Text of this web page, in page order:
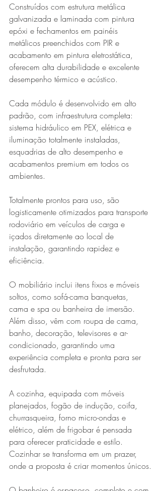
Construídos com estrutura metálica
galvanizada e laminada com pintura
epóxi e fechamentos em painéis
metálicos preenchidos com PIR e
acabamento em pintura eletrostática,
oferecem alta durabilidade e excelente
desempenho térmico e acústico.
Cada módulo é desenvolvido em alto
padrão, com infraestrutura completa:
sistema hidráulico em PEX, elétrica e
iluminação totalmente instaladas,
esquadrias de alto desempenho e
acabamentos premium em todos os
ambientes.
Totalmente prontos para uso, são
logisticamente otimizados para transporte
rodoviário em veículos de carga e
içados diretamente ao local de
instalação, garantindo rapidez e
eficiência.
O mobiliário inclui itens fixos e móveis
soltos, como sofá-cama banquetas,
cama e spa ou banheira de imersão.
Além disso, vêm com roupa de cama,
banho, decoração, televisores e ar-
condicionado, garantindo uma
experiência completa e pronta para ser
desfrutada.
A cozinha, equipada com móveis
planejados, fogão de indução, coifa,
churrasqueira, forno micro-ondas e
elétrico, além de frigobar é pensada
para oferecer praticidade e estilo.
Cozinhar se transforma em um prazer,
onde a proposta é criar momentos únicos.